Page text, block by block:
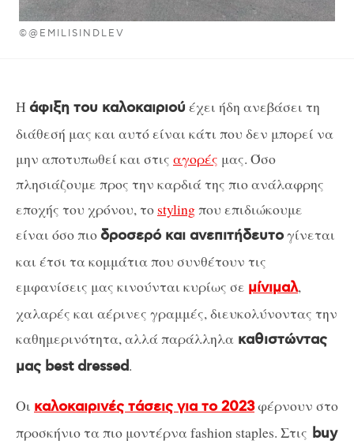
©@EMILISINDLEV
Η άφιξη του καλοκαιριού έχει ήδη ανεβάσει τη
διάθεσή μας και αυτό είναι κάτι που δεν μπορεί να
μην αποτυπωθεί και στις αγορές μας. Όσο
πλησιάζουμε προς την καρδιά της πιο ανάλαφρης
εποχής του χρόνου, το stylingπου επιδιώκουμε
είναι όσο πιοδροσερό και ανεπιτήδευτογίνεται
και έτσι τα κομμάτια που συνθέτουν τις
εμφανίσεις μας κινούνται κυρίως σε μίνιμαλ,
χαλαρές και αέρινες γραμμές, διευκολύνοντας την
καθημερινότητα, αλλά παράλληλα καθιστώντας
μας best dressed.
Οι καλοκαιρινές τάσεις για το 2023φέρνουν στο
προσκήνιο τα πιο μοντέρνα fashion staples. Στις buy